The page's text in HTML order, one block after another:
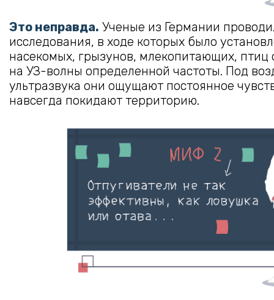
Это неправда. Ученые из Германии
исследования, в ходе которых было
насекомых, грызунов, млекопитающих, птиц
на УЗ-волны определенной частоты. Под
ультразвука они ощущают постоянное
навсегда покидают территорию.